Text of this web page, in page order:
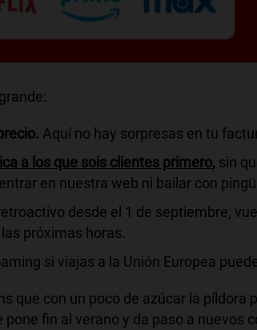
Aquí no hay sorpresas en tu
a los que sois clientes primero, sin
en nuestra web ni bailar con
desde el 1 de septiembre,
próximas horas.
si viajas a la Unión Europea
que con un poco de azúcar la píldora
fin al verano y da paso a nuevos